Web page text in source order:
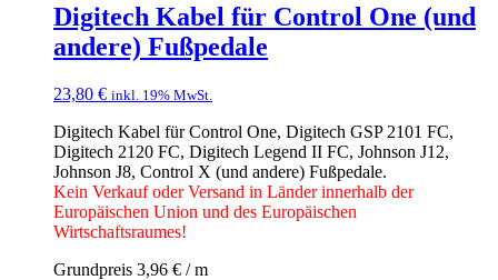
Digitech Kabel für Control One (und
andere) Fußpedale
23,80 € inkl. 19% MwSt.
Digitech Kabel für Control One, Digitech GSP 2101 FC,
Digitech 2120 FC, Digitech Legend II FC, Johnson J12,
Johnson J8, Control X (und andere) Fußpedale.
Kein Verkauf oder Versand in Länder innerhalb der
Europäischen Union und des Europäischen
Wirtschaftsraumes!
Grundpreis 3,96 € /m